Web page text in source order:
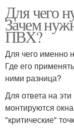
Для чего
Зачем
ПВХ?
Для чего именно
Где его
ними разница?
Для ответа на
монтируются
"критические"